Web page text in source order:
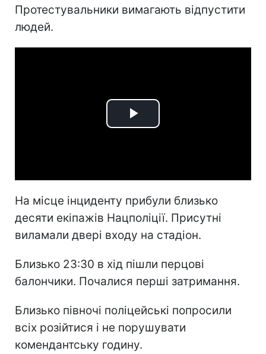
Протестувальники вимагають відпустити
людей.
Play
На місце інциденту прибули близько
десяти екіпажів Нацполіції. Присутні
виламали двері входу на стадіон.
Близько 23:30 в хід пішли перцові
балончики. Почалися перші затримання.
Близько півночі поліцейські попросили
всіх розійтися і не порушувати
комендантську годину.